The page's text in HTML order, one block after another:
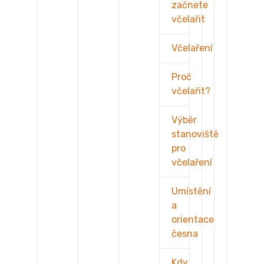
začnete
včelařit
Včelaření
Proč
včelařit?
Výběr
stanoviště
pro
včelaření
Umístění
a
orientace
česna